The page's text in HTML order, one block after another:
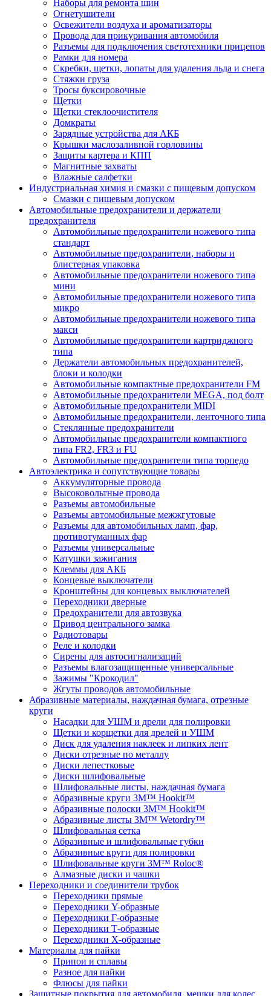
Наборы для ремонта шин
Огнетушители
Освежители воздуха и ароматизаторы
Провода для прикуривания автомобиля
Разъемы для подключения светотехники прицепов
Рамки для номера
Скребки, щетки, лопаты для удаления льда и снега
Стяжки груза
Тросы буксировочные
Щетки
Щетки стеклоочистителя
Домкраты
Зарядные устройства для АКБ
Крышки маслозаливной горловины
Защиты картера и КПП
Магнитные захваты
Влажные салфетки
Индустриальная химия и смазки с пищевым допуском
Смазки с пищевым допуском
Автомобильные предохранители и держатели
предохранителя
Автомобильные предохранители ножевого типа
стандарт
Автомобильные предохранители, наборы и
блистерная упаковка
Автомобильные предохранители ножевого типа
мини
Автомобильные предохранители ножевого типа
микро
Автомобильные предохранители ножевого типа
макси
Автомобильные предохранители картриджного
типа
Держатели автомобильных предохранителей,
блоки и колодки
Автомобильные компактные предохранители FM
Автомобильные предохранители MEGA, под болт
Автомобильные предохранители MIDI
Автомобильные предохранители, ленточного типа
Стеклянные предохранители
Автомобильные предохранители компактного
типа FR2, FR3 и FU
Автомобильные предохранители типа торпедо
Автоэлектрика и сопутствующие товары
Аккумуляторные провода
Высоковольтные провода
Разъемы автомобильные
Разъемы автомобильные межжгутовые
Разъемы для автомобильных ламп, фар,
противотуманных фар
Разъемы универсальные
Катушки зажигания
Клеммы для АКБ
Концевые выключатели
Кронштейны для концевых выключателей
Переходники дверные
Предохранители для автозвука
Привод центрального замка
Радиотовары
Реле и колодки
Сирены для автосигнализаций
Разъемы влагозащищенные универсальные
Зажимы "Крокодил"
Жгуты проводов автомобильные
Абразивные материалы, наждачная бумага, отрезные
круги
Насадки для УШМ и дрели для полировки
Щетки и корщетки для дрелей и УШМ
Диск для удаления наклеек и липких лент
Диски отрезные по металлу
Диски лепестковые
Диски шлифовальные
Шлифовальные листы, наждачная бумага
Абразивные круги 3M™ Hookit™
Абразивные полоски 3M™ Hookit™
Абразивные листы 3M™ Wetordry™
Шлифовальная сетка
Абразивные и шлифовальные губки
Абразивные круги для полировки
Шлифовальные круги 3M™ Roloc®
Алмазные диски и чашки
Переходники и соединители трубок
Переходники прямые
Переходники Y-образные
Переходники Г-образные
Переходники Т-образные
Переходники Х-образные
Материалы для пайки
Припои и сплавы
Разное для пайки
Флюсы для пайки
Защитные покрытия для автомобиля, мешки для колес